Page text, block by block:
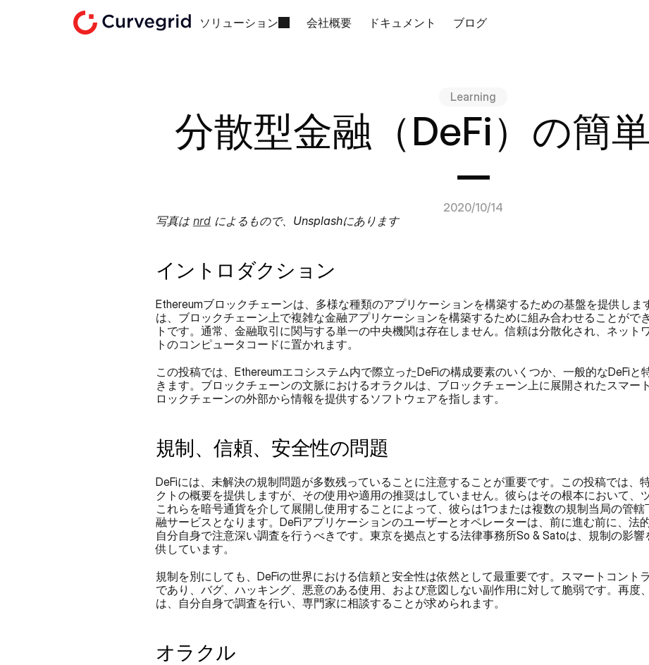
ソリューション 会社概要 ドキュメント ブログ
Learning
分散型金融（DeFi）の簡
ー
2020/10/14
写真は nrd によるもので、Unsplashにあります
イントロダクション
Ethereumブロックチェーンは、多様な種類のアプリケーションを構築するための基盤を提供しま
は、ブロックチェーン上で複雑な金融アプリケーションを構築するために組み合わせることがで
トです。通常、金融取引に関与する単一の中央機関は存在しません。信頼は分散化され、ネット
トのコンピュータコードに置かれます。
この投稿では、Ethereumエコシステム内で際立ったDeFiの構成要素のいくつか、一般的なDeFiと
きます。ブロックチェーンの文脈におけるオラクルは、ブロックチェーン上に展開されたスマー
ロックチェーンの外部から情報を提供するソフトウェアを指します。
規制、信頼、安全性の問題
DeFiには、未解決の規制問題が多数残っていることに注意することが重要です。この投稿では、
クトの概要を提供しますが、その使用や適用の推奨はしていません。彼らはその根本において、
これらを暗号通貨を介して展開し使用することによって、彼らは1つまたは複数の規制当局の管
融サービスとなります。DeFiアプリケーションのユーザーとオペレーターは、前に進む前に、法
自分自身で注意深い調査を行うべきです。東京を拠点とする法律事務所So & Satoは、規制の影響
供しています。
規制を別にしても、DeFiの世界における信頼と安全性は依然として最重要です。スマートコント
であり、バグ、ハッキング、悪意のある使用、および意図しない副作用に対して脆弱です。再度
は、自分自身で調査を行い、専門家に相談することが求められます。
オラクル